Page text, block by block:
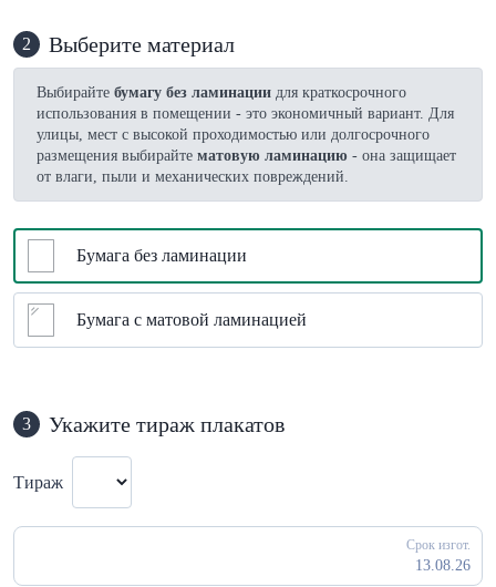
2 Выберите материал
Выбирайте бумагу без ламинации для краткосрочного
использования в помещении - это экономичный вариант. Для
улицы, мест с высокой проходимостью или долгосрочного
размещения выбирайте матовую ламинацию - она защищает
от влаги, пыли и механических повреждений.
Бумага без ламинации
Бумага с матовой ламинацией
3 Укажите тираж плакатов
Тираж
Срок изгот.
13.08.26